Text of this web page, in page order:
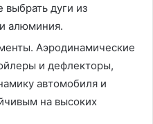
дуги из
алюминия.
Аэродинамические
и дефлекторы,
автомобиля и
на высоких